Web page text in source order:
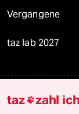
Vergangene
taz lab 2027
Mehr taz
taz zahl ich